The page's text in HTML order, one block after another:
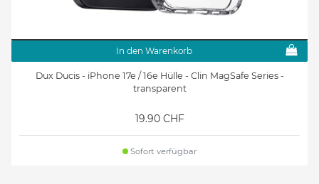
In den Warenkorb
Dux Ducis - iPhone 17e / 16e Hülle - Clin MagSafe Series -
transparent
19.90 CHF
Sofort verfügbar